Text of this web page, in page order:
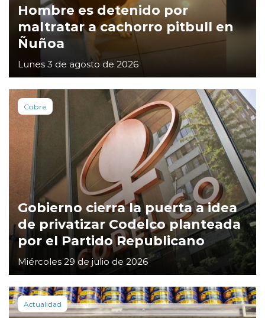
Hombre es detenido por
maltratar a cachorro pitbull en
Ñuñoa
Lunes 3 de agosto de 2026
Cobre
Gobierno cierra la puerta a idea
de privatizar Codelco planteada
por el Partido Republicano
Miércoles 29 de julio de 2026
Actualidad